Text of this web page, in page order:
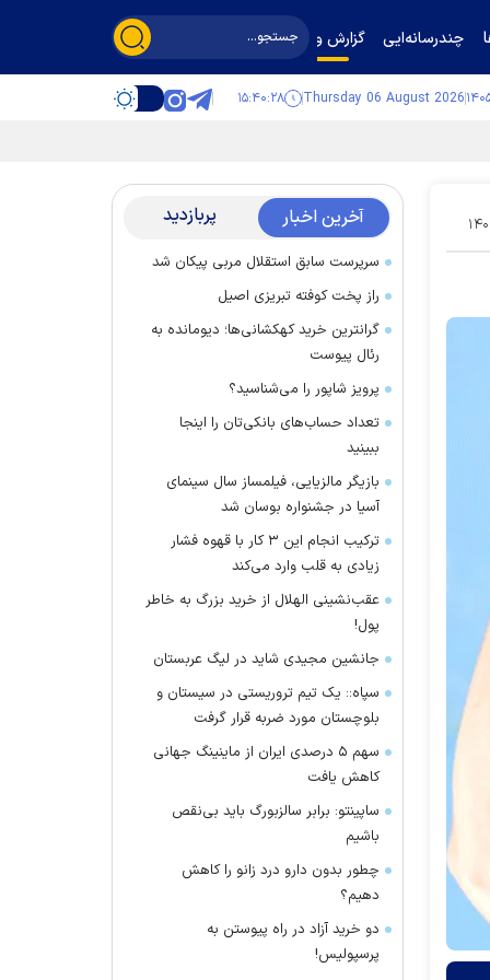
چندرسانه‌ایی گزارش و گفت‌وگو
Thursday 06 August 2026 ۱۵:۴۰:۲۹
۱۰ آخرین اخبار پربازدید
سرپرست سابق استقلال مربی پیکان شد
راز پخت کوفته تبریزی اصیل
گرانترین خرید کهکشانی‌ها؛ دیومانده به
رئال پیوست
پرویز شاپور را می‌شناسید؟
تعداد حساب‌های بانکی‌تان را اینجا
ببینید
بازیگر مالزیایی، فیلمساز سال سینمای
آسیا در جشنواره بوسان شد
ترکیب انجام این ۳ کار با قهوه فشار
زیادی به قلب وارد می‌کند
عقب‌نشینی الهلال از خرید بزرگ به خاطر
پول!
جانشین مجیدی شاید در لیگ عربستان
سپاه:: یک تیم تروریستی در سیستان و
بلوچستان مورد ضربه قرار گرفت
سهم ۵ درصدی ایران از ماینینگ جهانی
کاهش یافت
ساپینتو: برابر سالزبورگ باید بی‌نقص
باشیم
چطور بدون دارو درد زانو را کاهش
دهیم؟
دو خرید آزاد در راه پیوستن به
پرسپولیس!